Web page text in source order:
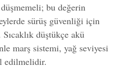
bu değerin
sürüş güvenliği için
düştükçe akü
marş sistemi, yağ seviyesi
edilmelidir.